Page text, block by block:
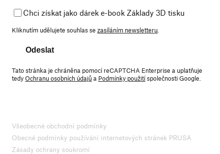
Chci získat jako dárek e-book Základy 3D tisku
Kliknutím udělujete souhlas se zasíláním newsletteru.
Odeslat
Tato stránka je chráněna pomocí reCAPTCHA Enterprise a uplatňuje
tedyOchranu osobních údajůa Podmínky použitíspolečnosti Google.
Všeobecné obchodní podmínky
Obecné podmínky používání internetových stránek PRUSA
Zásady ochrany soukromí